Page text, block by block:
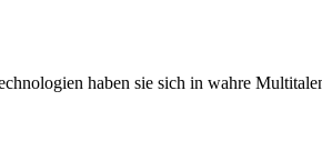
haben sie sich in wahre